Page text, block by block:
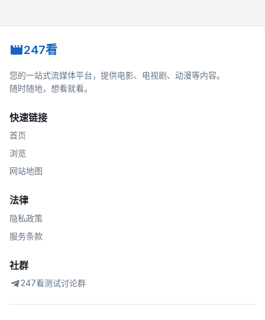
247看
您的一站式流媒体平台，提供电影、电视剧、动漫等内容。
随时随地，想看就看。
快速链接
首页
浏览
网站地图
法律
隐私政策
服务条款
社群
247看测试讨论群